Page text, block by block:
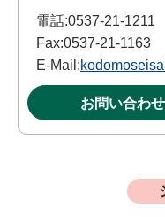
電話:0537-21-1211
Fax:0537-21-1163
E-Mail:
お問い合わ